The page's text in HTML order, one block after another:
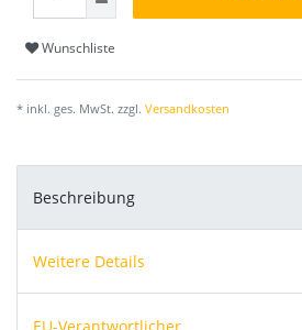
Wunschliste
* inkl. ges. MwSt. zzgl. Versandkosten
Beschreibung
Weitere Details
EU-Verantwortlicher